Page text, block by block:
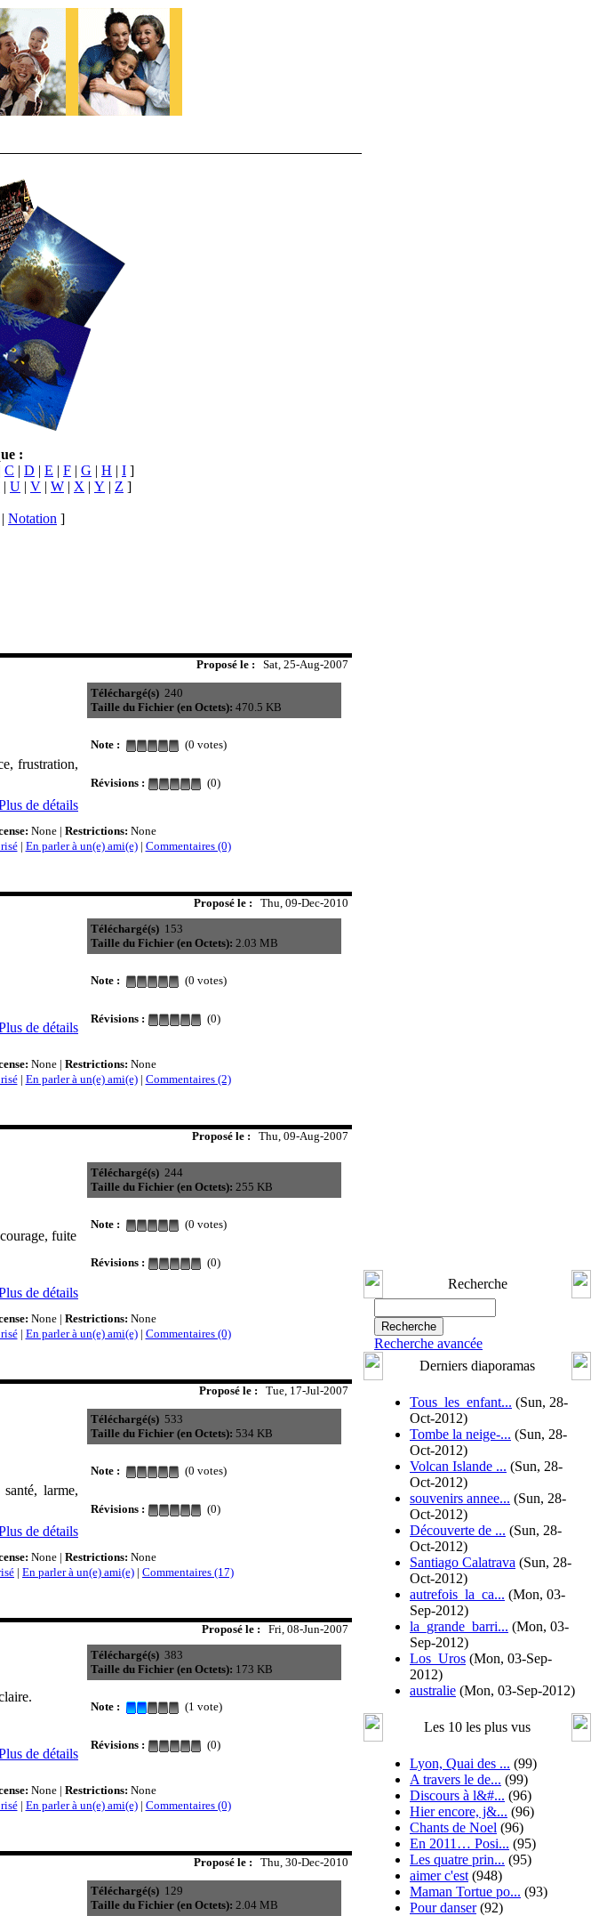
:
C | D | E | F | G | H | I ]
| U | V | W | X | Y | Z ]
| Notation ]
Proposé le : Sat, 25-Aug-2007
frustration,
de détails
Téléchargé(s) 240
Taille du Fichier (en Octets): 470.5 KB
Note : (0 votes)
Révisions : (0)
None | Restrictions: None
| En parler à un(e) ami(e)| Commentaires (0)
Proposé le : Thu, 09-Dec-2010
de détails
Téléchargé(s) 153
Taille du Fichier (en Octets): 2.03 MB
Note : (0 votes)
Révisions : (0)
None | Restrictions: None
| En parler à un(e) ami(e)| Commentaires (2)
Proposé le : Thu, 09-Aug-2007
fuite
de détails
Téléchargé(s) 244
Taille du Fichier (en Octets): 255 KB
Note : (0 votes)
Révisions : (0)
None | Restrictions: None
| En parler à un(e) ami(e)| Commentaires (0)
Proposé le : Tue, 17-Jul-2007
larme,
de détails
Téléchargé(s) 533
Taille du Fichier (en Octets): 534 KB
Note : (0 votes)
Révisions : (0)
None | Restrictions: None
| En parler à un(e) ami(e) | Commentaires (17)
Proposé le : Fri, 08-Jun-2007
de détails
Téléchargé(s) 383
Taille du Fichier (en Octets): 173 KB
Note : (1 vote)
Révisions : (0)
None | Restrictions: None
| En parler à un(e) ami(e)| Commentaires (0)
Proposé le : Thu, 30-Dec-2010
Téléchargé(s) 129
Taille du Fichier (en Octets): 2.04 MB
Recherche
Recherche avancée
Derniers diaporamas
Tous_les_enfant... (Sun, 28-
Oct-2012)
Tombe la neige-... (Sun, 28-
Oct-2012)
Volcan Islande ... (Sun, 28-
Oct-2012)
souvenirs annee... (Sun, 28-
Oct-2012)
Découverte de ... (Sun, 28-
Oct-2012)
Santiago Calatrava (Sun, 28-
Oct-2012)
autrefois_la_ca... (Mon, 03-
Sep-2012)
la_grande_barri... (Mon, 03-
Sep-2012)
Los_Uros (Mon, 03-Sep-
2012)
australie (Mon, 03-Sep-2012)
Les 10 les plus vus
Lyon, Quai des ... (99)
A travers le de... (99)
Discours à l&#... (96)
Hier encore, j&... (96)
Chants de Noel (96)
En 2011… Posi... (95)
Les quatre prin... (95)
aimer c'est (948)
Maman Tortue po... (93)
Pour danser(92)